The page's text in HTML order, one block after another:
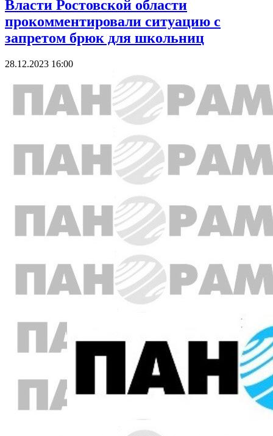
Власти Ростовской области
прокомментировали ситуацию с
запретом брюк для школьниц
28.12.2023 16:00